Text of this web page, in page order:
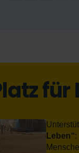
für
Leben“: